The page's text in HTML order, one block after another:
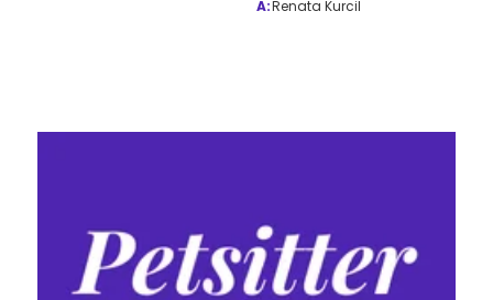
A:Renata Kurcil